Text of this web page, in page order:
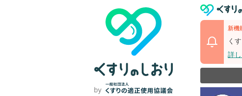
新機
く
詳